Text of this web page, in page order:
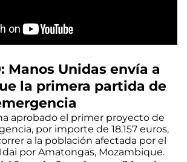
Manos Unidas envía a
la primera partida de
aprobado el primer proyecto de
por importe de 18.157 euros,
a la población afectada por el
por Amatongas, Mozambique.